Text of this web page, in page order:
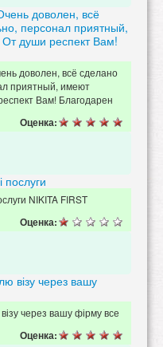
доволен, всё
персонал приятный,
души респект Вам!
доволен, всё сделано
приятный, имеют
Вам! Благодарен
Оценка:
послуги
NIKITA FIRST
Оценка:
візу через вашу
через вашу фірму все
Оценка: